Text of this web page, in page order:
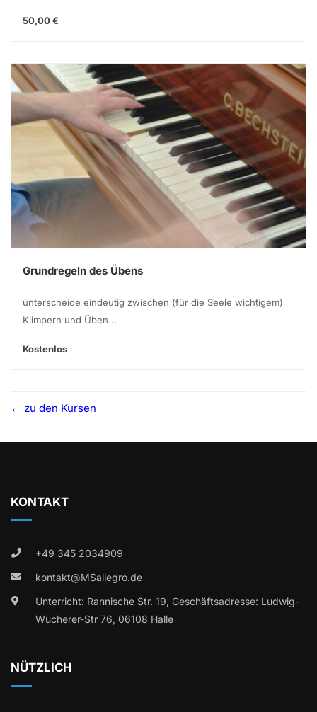
50,00 €
Grundregeln des Übens
unterscheide eindeutig zwischen (für die Seele wichtigem)
Klimpern und Üben...
Kostenlos
zu den Kursen
KONTAKT
+49 345 2034909
kontakt@MSallegro.de
Unterricht: Rannische Str. 19, Geschäftsadresse: Ludwig-
Wucherer-Str 76, 06108 Halle
NÜTZLICH